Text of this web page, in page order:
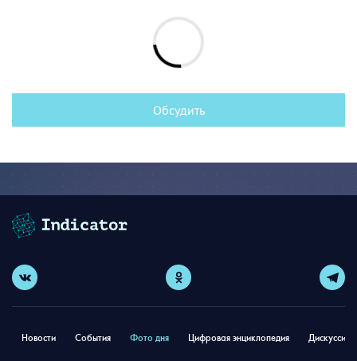
Обсудить
Новости События Фото дня Цифровая энциклопедия